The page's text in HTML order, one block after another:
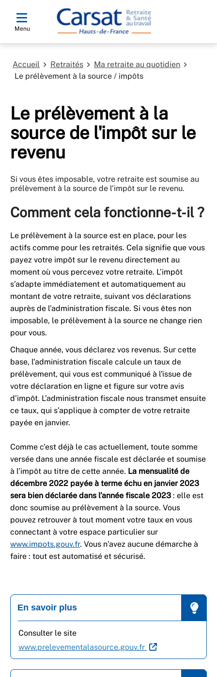
Menu
Accueil Retraités
Ma retraite au quotidien
Le prélèvement à la source / impôts
Le prélèvement à la
source de l'impôt sur le
revenu
Si vous êtes imposable, votre retraite est soumise au
prélèvement à la source de l’impôt sur le revenu.
Comment cela fonctionne-t-il ?
Le prélèvement à la source est en place, pour les
actifs comme pour les retraités. Cela signifie que vous
payez votre impôt sur le revenu directement au
moment où vous percevez votre retraite. L’impôt
s’adapte immédiatement et automatiquement au
montant de votre retraite, suivant vos déclarations
auprès de l’administration fiscale. Si vous êtes non
imposable, le prélèvement à la source ne change rien
pour vous.
Chaque année, vous déclarez vos revenus. Sur cette
base, l’administration fiscale calcule un taux de
prélèvement, qui vous est communiqué à l'issue de
votre déclaration en ligne et figure sur votre avis
d’impôt. L’administration fiscale nous transmet ensuite
ce taux, qui s’applique à compter de votre retraite
payée en janvier.
Comme c’est déjà le cas actuellement, toute somme
versée dans une année fiscale est déclarée et soumise
à l’impôt au titre de cette année. La mensualité de
décembre 2022 payée à terme échu en janvier 2023
sera bien déclarée dans l’année fiscale 2023 : elle est
donc soumise au prélèvement à la source. Vous
pouvez retrouver à tout moment votre taux en vous
connectant à votre espace particulier sur
www.impots.gouv.fr. Vous n’avez aucune démarche à
faire : tout est automatisé et sécurisé.
En savoir plus
Consulter le site
www.prelevementalasource.gouv.fr